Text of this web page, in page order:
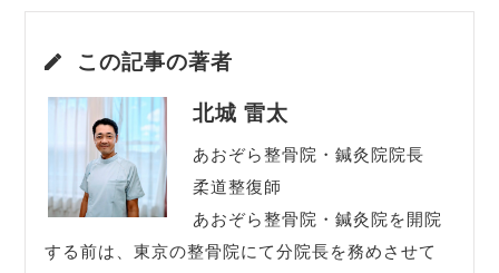
この記事の著者
北城 雷太
あおぞら整骨院・鍼灸院院長
柔道整復師
あおぞら整骨院・鍼灸院を開院
する前は、東京の整骨院にて分院長を務めさせて